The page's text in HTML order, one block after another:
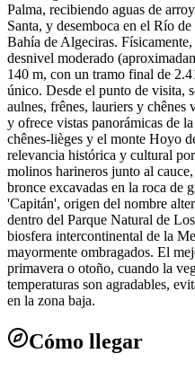
Palma, recibiendo aguas de
Santa, y desemboca en el Río
Bahía de Algeciras.
desnivel moderado
140 m, con un tramo final de
único. Desde el punto de visita,
aulnes, frênes, lauriers y chênes
y ofrece vistas panorámicas de
chênes-lièges y el monte Hoyo
relevancia histórica y cultural
molinos harineros junto al
bronce excavadas en la roca de
'Capitán', origen del nombre
dentro del Parque Natural de
biosfera intercontinental de la
mayormente ombragados. El
primavera o otoño, cuando la
temperaturas son agradables,
en la zona baja.
Cómo llegar